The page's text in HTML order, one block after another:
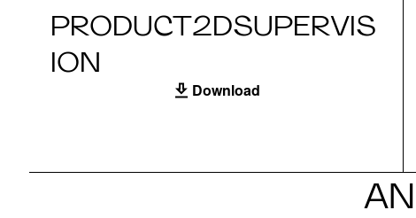
PRODUCT2DSUPERVIS
ION
Download